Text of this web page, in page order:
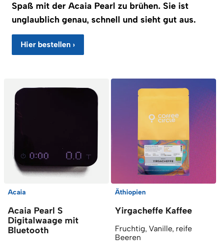
Spaß mit der Acaia Pearl zu brühen. Sie ist
unglaublich genau, schnell und sieht gut aus.
Hier bestellen ›
Acaia
Acaia Pearl S
Digitalwaage mit
Bluetooth
Äthiopien
Yirgacheffe Kaffee
Fruchtig, Vanille, reife
Beeren